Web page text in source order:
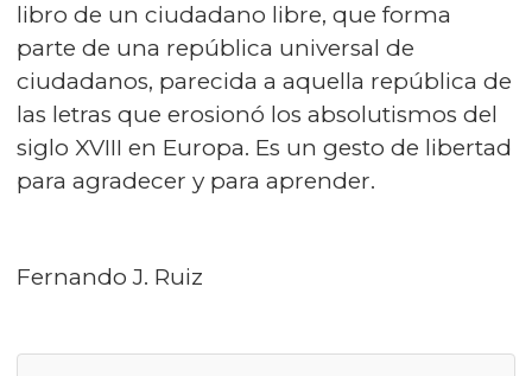
libro de un ciudadano libre, que forma
parte de una república universal de
ciudadanos, parecida a aquella república de
las letras que erosionó los absolutismos del
siglo XVIII en Europa. Es un gesto de libertad
para agradecer y para aprender.
Fernando J. Ruiz